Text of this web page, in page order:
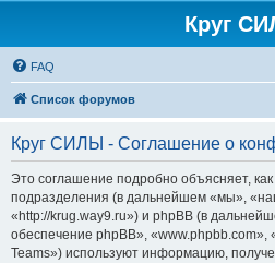
Круг
FAQ
Список форумов
Круг СИЛЫ - Соглашение о
Это соглашение подробно объясняет,
подразделения (в дальнейшем «мы»,
«http://krug.way9.ru») и phpBB (в
обеспечение phpBB», «www.phpbb.com»,
Teams») используют информацию,